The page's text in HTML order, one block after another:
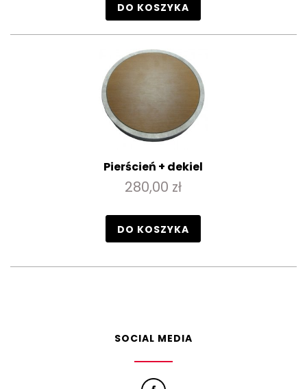
DO KOSZYKA
Pierścień + dekiel
280,00 zł
DO KOSZYKA
SOCIAL MEDIA